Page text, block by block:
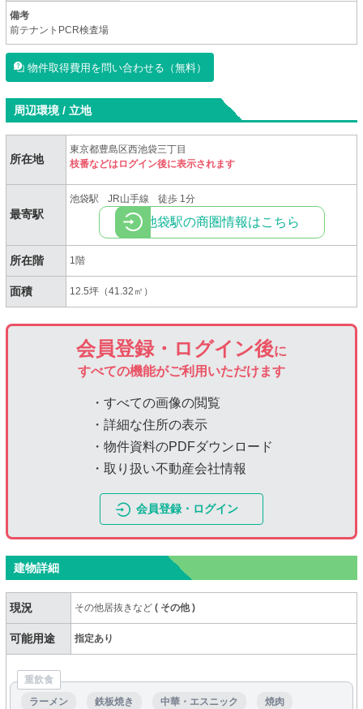
備考
前テナントPCR検査場
物件取得費用を問い合わせる（無料）
周辺環境 / 立地
所在地
東京都豊島区西池袋三丁目
枝番などはログイン後に表示されます
最寄駅
池袋駅 JR山手線 徒歩 1分
池袋駅の商圏情報はこちら
所在階 1階
面積 12.5坪（41.32㎡）
会員登録・ログイン後に
すべての機能がご利用いただけます
・すべての画像の閲覧
・詳細な住所の表示
・物件資料のPDFダウンロード
・取り扱い不動産会社情報
会員登録・ログイン
建物詳細
現況 その他居抜きなど( その他)
可能用途 指定あり
重飲食
ラーメン
鉄板焼き 中華・エスニック 焼肉